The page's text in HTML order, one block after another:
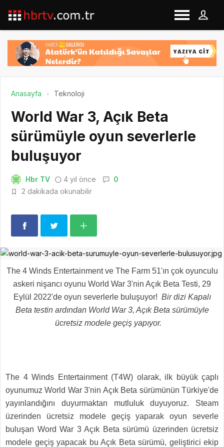
Anasayfa Teknoloji
World War 3, Açık Beta
sürümüyle oyun severlerle
buluşuyor
Hbr TV 4 yıl önce
0
2 dakikada okunabilir
The 4 Winds Entertainment ve The Farm 51'ın çok oyunculu
askeri nişancı oyunu World War 3'nin Açık Beta Testi, 29
Eylül 2022'de oyun severlerle buluşuyor! Bir dizi Kapalı
Beta testin ardından World War 3, Açık Beta sürümüyle
ücretsiz modele geçiş yapıyor.
The 4 Winds Entertainment (T4W) olarak, ilk büyük çaplı
oyunumuz World War 3'nin Açık Beta sürümünün Türkiye'de
yayınlandığını duyurmaktan mutluluk duyuyoruz. Steam
üzerinden ücretsiz modele geçiş yaparak oyun severle
buluşan Word War 3 Açık Beta sürümü üzerinden ücretsiz
modele geçiş yapacak bu Açık Beta sürümü, geliştirici ekip